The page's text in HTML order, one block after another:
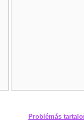
Problémás